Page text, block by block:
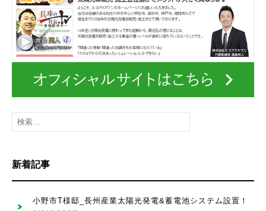
検
索
新着記事
小野市T様邸_長州産業太陽光発電&蓄電池システム設置！